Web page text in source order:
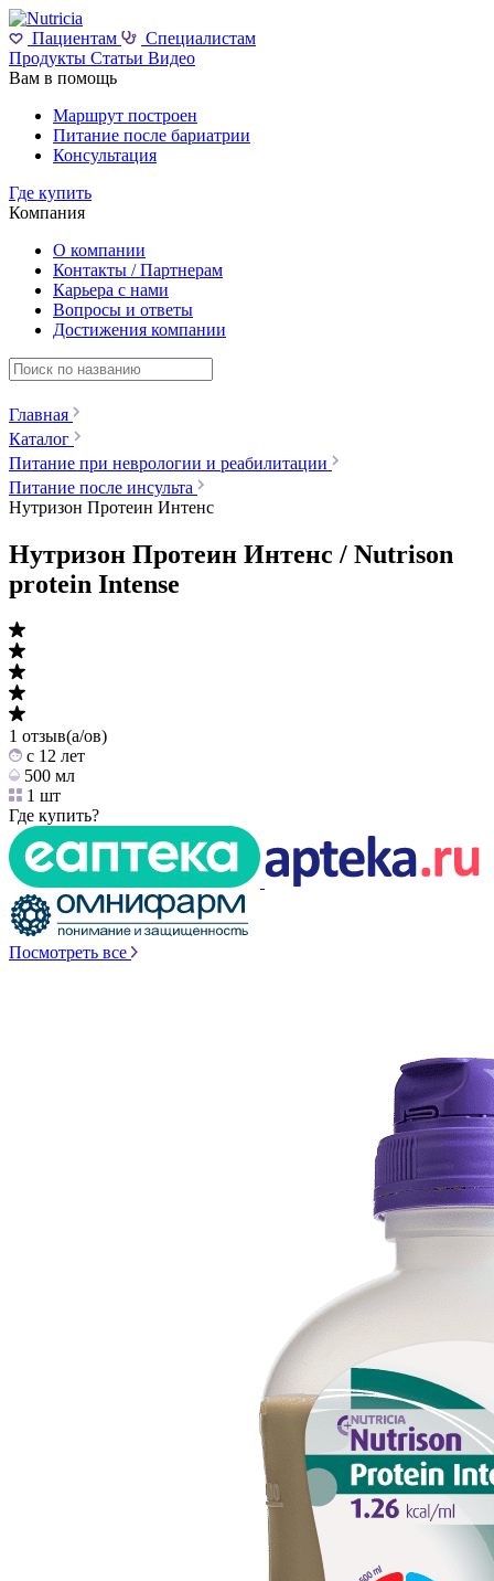
Пациентам
Специалистам
Продукты Статьи Видео
Вам в помощь
Маршрут построен
Питание после бариатрии
Консультация
Где купить
Компания
О компании
Контакты / Партнерам
Карьера с нами
Вопросы и ответы
Достижения компании
Главная
Каталог
Питание при неврологии и реабилитации
Питание после инсульта
Нутризон Протеин Интенс
Нутризон Протеин Интенс / Nutrison
protein Intense
1 отзыв(а/ов)
c 12 лет
500 мл
1 шт
Где купить?
Посмотреть все